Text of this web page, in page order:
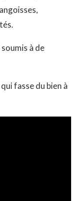
à de
fasse du bien à